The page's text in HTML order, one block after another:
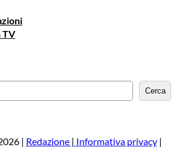
TV
e
a
Cerca
| Redazione | Informativa privacy|